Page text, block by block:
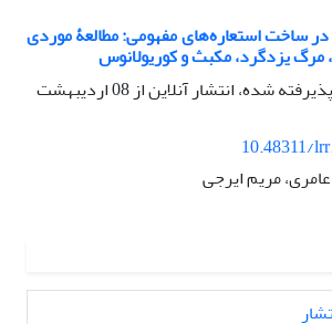
ساخت استعاره‌های‌ مفهومی: مطالعۀ موردی
مرگ یزد‌گرد، مکبث و کوریولانوس
شده، انتشار آنلاین از
08 اردیبهشت
10.48311/
مریم ایرجی